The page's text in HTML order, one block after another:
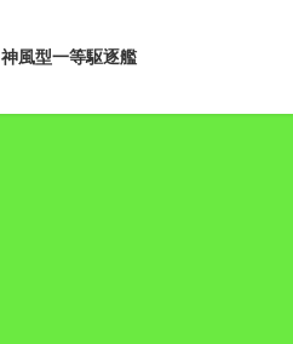
神風型一等駆逐艦